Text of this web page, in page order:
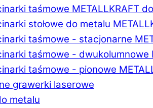
taśmowe METALLKRAFT
stołowe do metalu
taśmowe - stacjonarne
taśmowe - dwukolumnowe
taśmowe - pionowe
grawerki laserowe
metalu